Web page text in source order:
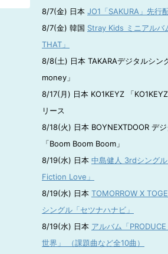
8/7(金) 日本 JO1「SAKURA」先行
8/7(金) 韓国 Stray Kids ミニアルバ
THAT」
8/8(土) 日本 TAKARAデジタルシン
money」
8/17(月) 日本 KO1KEYZ 「
リース
8/18(火) 日本 BOYNEXTDOOR デ
「Boom Boom Boom」
8/19(水) 日本 中島健人 3rdシング
Fiction Love」
8/19(水) 日本 TOMORROW X
シングル「セツナハナビ」
8/19(水) 日本 アルバム「
世界」 （課題曲など全10曲）